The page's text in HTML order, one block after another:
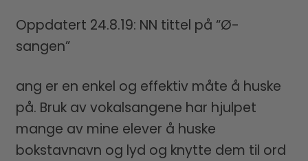
Oppdatert 24.8.19: NN tittel på “Ø-
sangen”
ang er en enkel og effektiv måte å huske
på. Bruk av vokalsangene har hjulpet
mange av mine elever å huske
bokstavnavn og lyd og knytte dem til ord